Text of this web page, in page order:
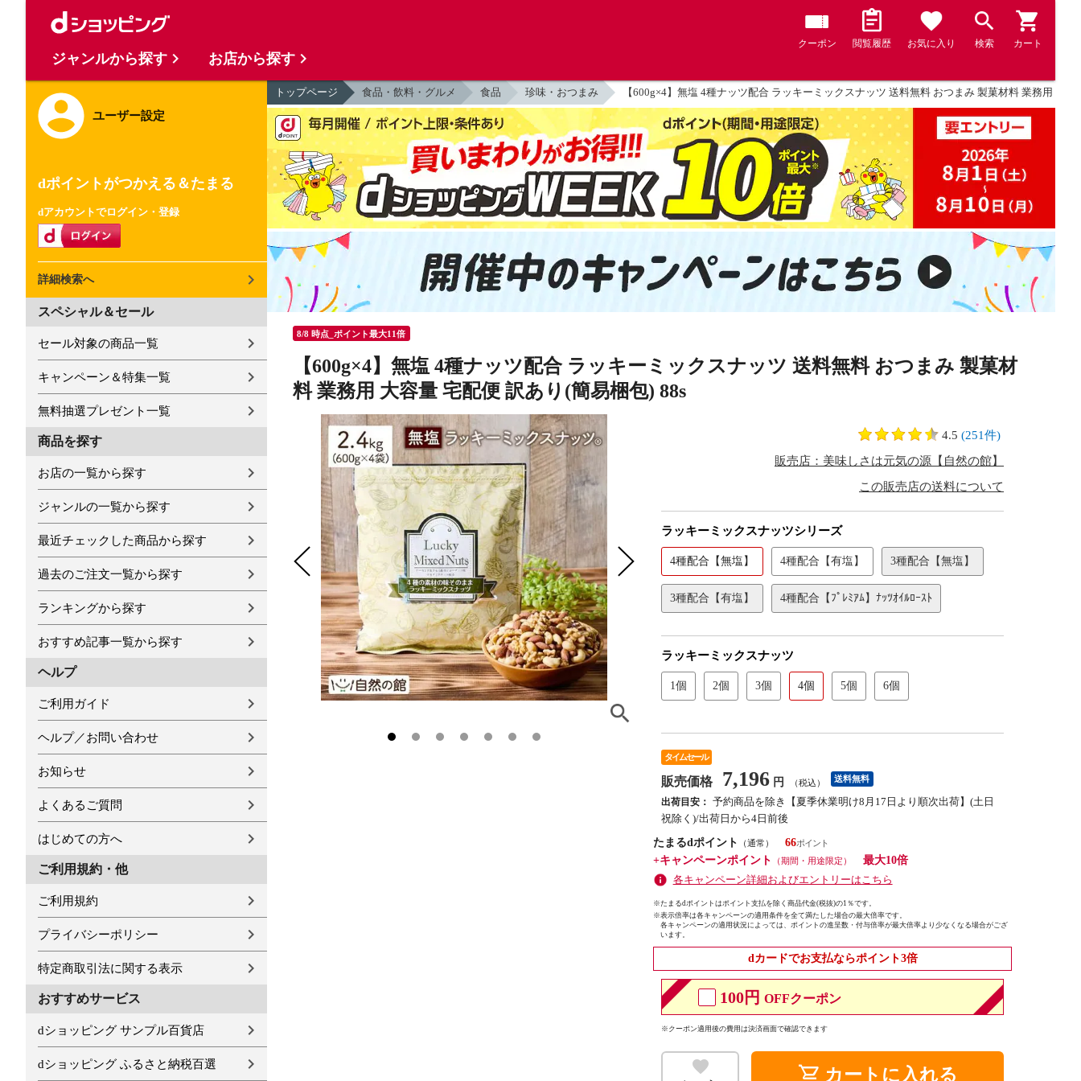
クーポン 閲覧履歴 お気に入り 検索 カート
ユーザー設定
dポイントがつかえる＆たまる
dアカウントでログイン・登録
詳細検索へ
スペシャル＆セール
セール対象の商品一覧
キャンペーン＆特集一覧
無料抽選プレゼント一覧
商品を探す
お店の一覧から探す
ジャンルの一覧から探す
最近チェックした商品から探す
過去のご注文一覧から探す
ランキングから探す
おすすめ記事一覧から探す
ヘルプ
ご利用ガイド
ヘルプ／お問い合わせ
お知らせ
よくあるご質問
はじめての方へ
ご利用規約・他
ご利用規約
プライバシーポリシー
特定商取引法に関する表示
おすすめサービス
dショッピング サンプル百貨店
dショッピング ふるさと納税百選
トップページ 食品・飲料・グルメ 食品 珍味・おつまみ 【600g×4】無塩 4種ナッツ配合 ラッキーミックスナッツ 送料無料 おつまみ 製菓材料 業務用 大
8/8 時点_ポイント最大11倍
【600g×4】無塩 4種ナッツ配合 ラッキーミックスナッツ 送料無料 おつまみ 製菓材
料 業務用 大容量 宅配便 訳あり(簡易梱包) 88s
4.5 (251件)
販売店：美味しさは元気の源【自然の館】
この販売店の送料について
ラッキーミックスナッツシリーズ
4種配合【無塩】 4種配合【有塩】 3種配合【無塩】
3種配合【有塩】 4種配合【ﾌﾟﾚﾐｱﾑ】ﾅｯﾂｵｲﾙﾛｰｽﾄ
ラッキーミックスナッツ
1個 2個 3個 4個 5個 6個
タイムセール
販売価格 7,196 円 （税込） 送料無料
出荷目安： 予約商品を除き【夏季休業明け8月17日より順次出荷】(土日
祝除く)/出荷日から4日前後
たまるdポイント
（通常）
66
+キャンペーンポイント
（期間・用途限定）
最大10倍
各キャンペーン詳細およびエントリーはこちら
※たまるdポイントはポイント支払を除く商品代金(税抜)の1％です。
※表示倍率は各キャンペーンの適用条件を全て満たした場合の最大倍率です。
各キャンペーンの適用状況によっては、ポイントの進呈数・付与倍率が最大倍率より少なくなる場合がござ
います。
dカードでお支払ならポイント3倍
100円 OFFクーポン
※クーポン適用後の費用は決済画面で確認できます
カートに入れる
ジャンルから探す お店から探す